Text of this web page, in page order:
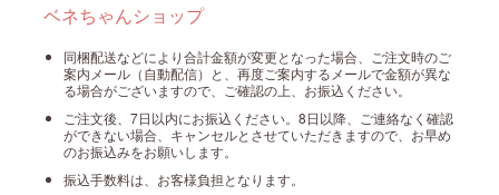
ベネちゃんショップ
同梱配送などにより合計金額が変更となった場合、ご注文時のご
案内メール（自動配信）と、再度ご案内するメールで金額が異な
る場合がございますので、ご確認の上、お振込ください。
ご注文後、7日以内にお振込ください。8日以降、ご連絡なく確認
ができない場合、キャンセルとさせていただきますので、お早め
のお振込みをお願いします。
振込手数料は、お客様負担となります。